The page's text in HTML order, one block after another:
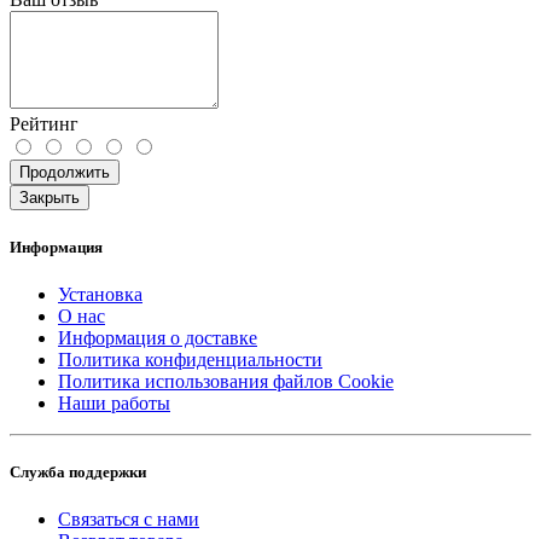
Рейтинг
Продолжить
Закрыть
Информация
Установка
О нас
Информация о доставке
Политика конфиденциальности
Политика использования файлов Cookie
Наши работы
Служба поддержки
Связаться с нами